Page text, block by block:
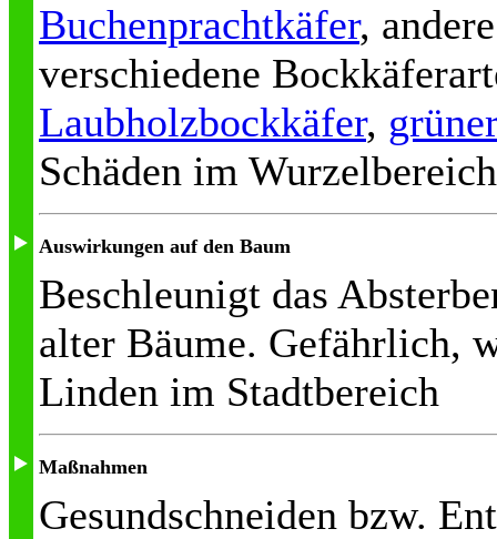
Buchenprachtkäfer,
verschiedene
Laubholzbockkäfer,
Schäden im Wurzelbereich
Auswirkungen auf den Baum
Beschleunigt das
alter Bäume. Gefährlich,
Linden im Stadtbereich
Maßnahmen
Gesundschneiden bzw.